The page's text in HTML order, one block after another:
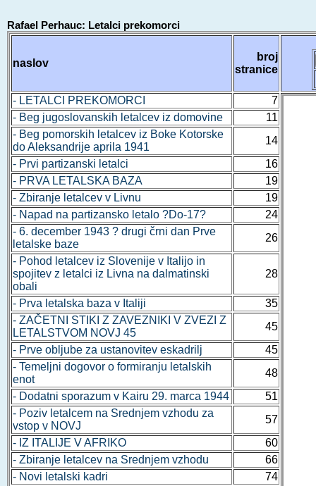
Rafael Perhauc: Letalci prekomorci
naslov
broj
stranice
- LETALCI PREKOMORCI
7
- Beg jugoslovanskih letalcev iz domovine
11
- Beg pomorskih letalcev iz Boke Kotorske
do Aleksandrije aprila 1941
14
- Prvi partizanski letalci
16
- PRVA LETALSKA BAZA
19
- Zbiranje letalcev v Livnu
19
- Napad na partizansko letalo ?Do-17?
24
- 6. december 1943 ? drugi črni dan Prve
letalske baze
26
- Pohod letalcev iz Slovenije v Italijo in
spojitev z letalci iz Livna na dalmatinski
obali
28
- Prva letalska baza v Italiji
35
- ZAČETNI STIKI Z ZAVEZNIKI V ZVEZI Z
LETALSTVOM NOVJ 45
45
- Prve obljube za ustanovitev eskadrilj
45
- Temeljni dogovor o formiranju letalskih
enot
48
- Dodatni sporazum v Kairu 29. marca 1944
51
- Poziv letalcem na Srednjem vzhodu za
vstop v NOVJ
57
- IZ ITALIJE V AFRIKO
60
- Zbiranje letalcev na Srednjem vzhodu
66
- Novi letalski kadri
74